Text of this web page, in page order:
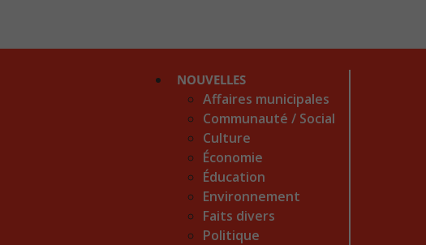
NOUVELLES
Affaires municipales
Communauté / Social
Culture
Économie
Éducation
Environnement
Faits divers
Politique